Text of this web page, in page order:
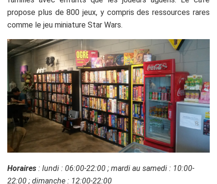
propose plus de 800 jeux, y compris des ressources rares
comme le jeu miniature Star Wars.
Horaires : lundi : 06:00-22:00 ; mardi au samedi : 10:00-
22:00 ; dimanche : 12:00-22:00